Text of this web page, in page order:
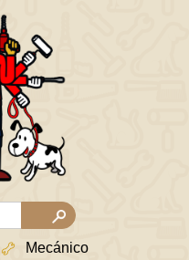
Mecánico